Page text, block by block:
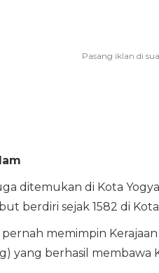
ditemukan di Kota
berdiri sejak 1582 di
memimpin
yang berhasil membawa